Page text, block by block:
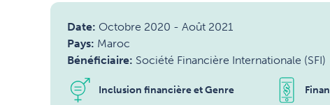
Date: Octobre 2020 - Août 2021
Pays: Maroc
Bénéficiaire: Société Financière Internationale (SFI)
Inclusion financière et Genre